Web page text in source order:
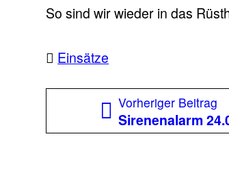
So sind wir wieder in das
Einsätze
Beitragsnavigation
Vorheriger Beitrag
Sirenenalarm